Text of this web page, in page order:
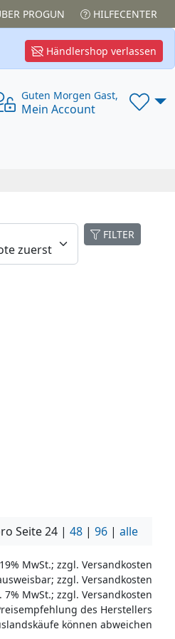
PROGUN HILFECENTER
Händlershop verlassen
Guten Morgen Gast,
Mein Account
FILTER
Seite24 | 48 | 96 | alle
MwSt.; zzgl. Versandkosten
zzgl. Versandkosten
7% MwSt.; zzgl. Versandkosten
des Herstellers
können abweichen